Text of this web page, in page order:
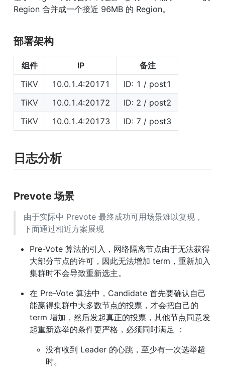
Region 合并成一个接近 96MB 的 Region。
部署架构
组件 IP
备注
TiKV
10.0.1.4:20171
ID: 1 / post1
TiKV
10.0.1.4:20172
ID: 2 / post2
TiKV
10.0.1.4:20173 ID: 7 / post3
日志分析
Prevote 场景
由于实际中 Prevote 最终成功可用场景难以复现，
下面通过相近方案展现
Pre-Vote 算法的引入，网络隔离节点由于无法获得
大部分节点的许可，因此无法增加 term，重新加入
集群时不会导致重新选主。
在 Pre-Vote 算法中，Candidate 首先要确认自己
能赢得集群中大多数节点的投票，才会把自己的
term 增加，然后发起真正的投票，其他节点同意发
起重新选举的条件更严格，必须同时满足 ：
没有收到 Leader 的心跳，至少有一次选举超
时。